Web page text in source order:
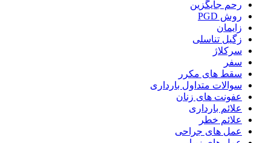
رحم جایگزین
روش PGD
زایمان
زگیل تناسلی
سرکلاژ
سفر
سقط های مکرر
سوالات متداول بارداری
عفونت های زنان
علائم بارداری
علائم خطر
عمل های جراحی